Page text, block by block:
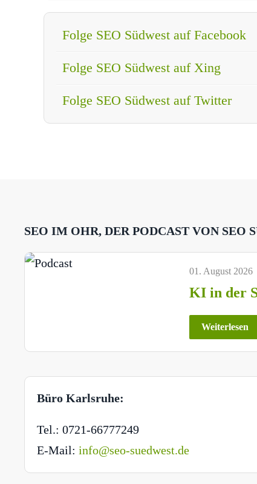
Folge SEO Südwest auf Facebook
Folge SEO Südwest auf Xing
Folge SEO Südwest auf Twitter
SEO IM OHR, DER PODCAST VON SEO
01. August 2026
KI in der
Weiterlesen
Büro Karlsruhe:
Tel.: 0721-66777249
E-Mail: info@seo-suedwest.de